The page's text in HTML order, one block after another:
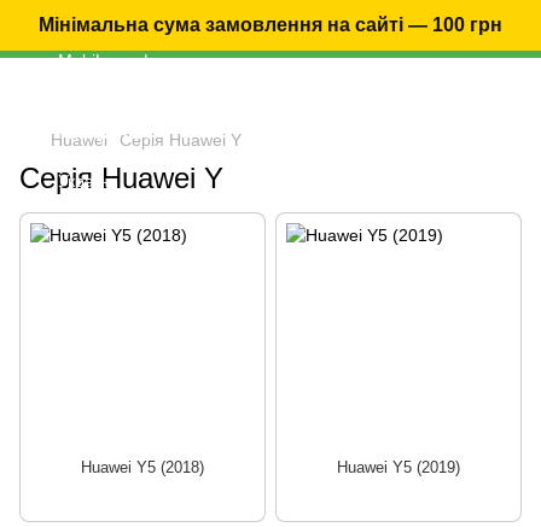
Мінімальна сума замовлення на сайті — 100 грн
Huawei Серія Huawei Y
Серія Huawei Y
Huawei Y5 (2018) Huawei Y5 (2019)